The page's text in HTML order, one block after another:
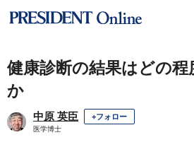
健康診断の結果はどの
か
中原 英臣 +フォロー
医学博士